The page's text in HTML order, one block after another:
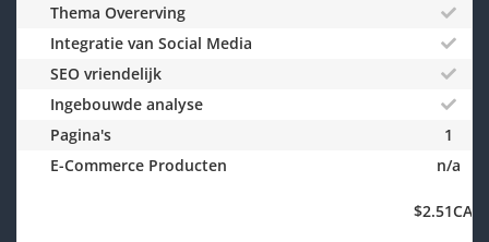
Thema Overerving
Integratie van Social Media
SEO vriendelijk
Ingebouwde analyse
Pagina's
1
E-Commerce Producten
n/a
$2.51CAD